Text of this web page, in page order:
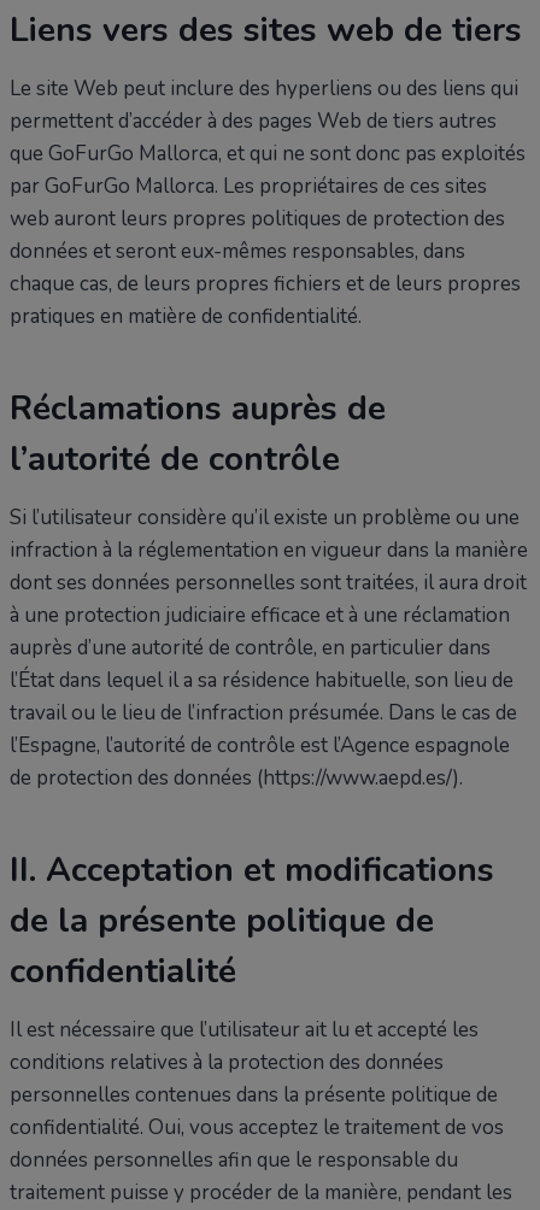
Liens vers des sites web de tiers
Le site Web peut inclure des hyperliens ou des liens qui
permettent d’accéder à des pages Web de tiers autres
que GoFurGo Mallorca, et qui ne sont donc pas exploités
par GoFurGo Mallorca. Les propriétaires de ces sites
web auront leurs propres politiques de protection des
données et seront eux-mêmes responsables, dans
chaque cas, de leurs propres fichiers et de leurs propres
pratiques en matière de confidentialité.
Réclamations auprès de
l’autorité de contrôle
Si l’utilisateur considère qu’il existe un problème ou une
infraction à la réglementation en vigueur dans la manière
dont ses données personnelles sont traitées, il aura droit
à une protection judiciaire efficace et à une réclamation
auprès d’une autorité de contrôle, en particulier dans
l’État dans lequel il a sa résidence habituelle, son lieu de
travail ou le lieu de l’infraction présumée. Dans le cas de
l’Espagne, l’autorité de contrôle est l’Agence espagnole
de protection des données (https://www.aepd.es/).
II. Acceptation et modifications
de la présente politique de
confidentialité
Il est nécessaire que l’utilisateur ait lu et accepté les
conditions relatives à la protection des données
personnelles contenues dans la présente politique de
confidentialité. Oui, vous acceptez le traitement de vos
données personnelles afin que le responsable du
traitement puisse y procéder de la manière, pendant les